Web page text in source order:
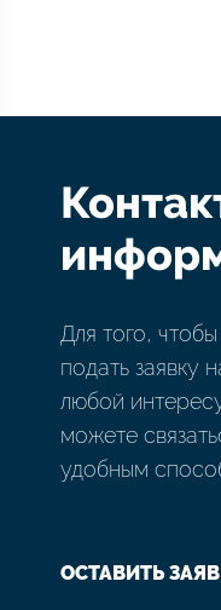
Для того,
подать заявку
любой
можете
удобным
ОСТАВИТЬ